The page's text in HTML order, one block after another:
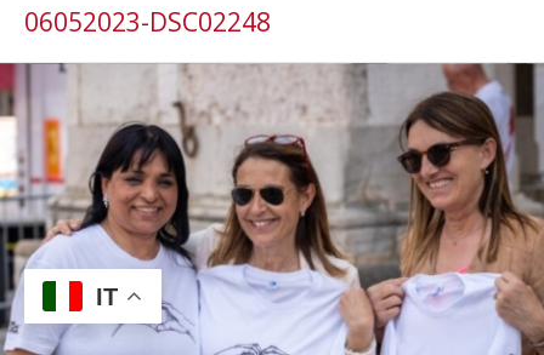
06052023-DSC02248
IT